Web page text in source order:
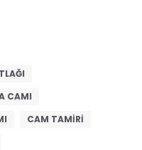
CAMI
CAM TAMIRI